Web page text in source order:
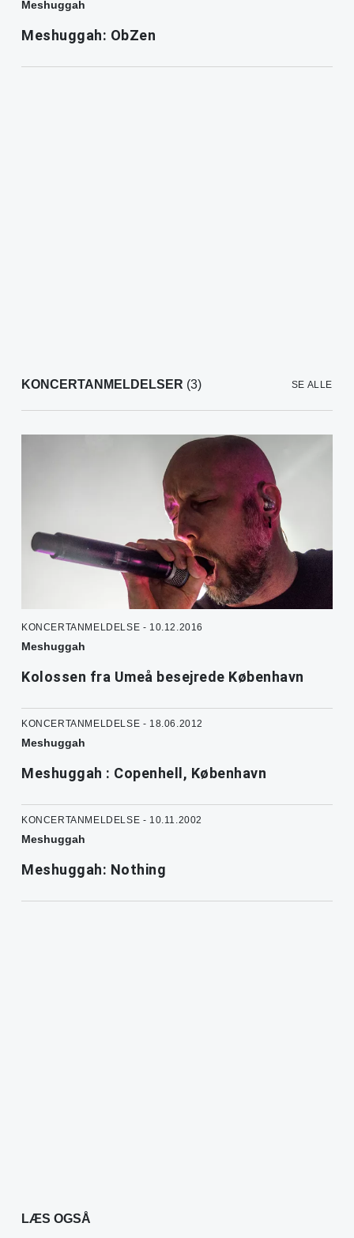
Meshuggah
Meshuggah: ObZen
KONCERTANMELDELSER (3) SE ALLE
KONCERTANMELDELSE - 10.12.2016
Meshuggah
Kolossen fra Umeå besejrede København
KONCERTANMELDELSE - 18.06.2012
Meshuggah
Meshuggah : Copenhell, København
KONCERTANMELDELSE - 10.11.2002
Meshuggah
Meshuggah: Nothing
LÆS OGSÅ